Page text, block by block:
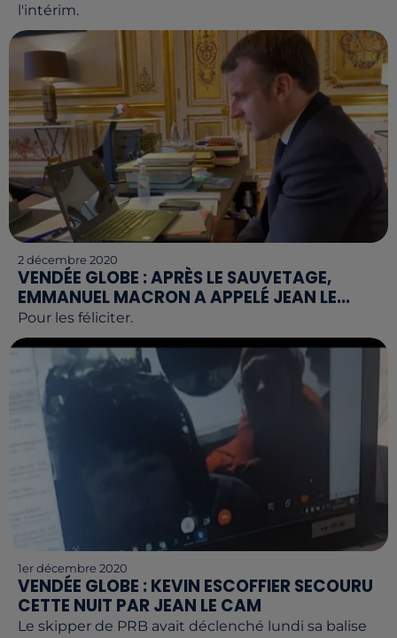
l'intérim.
2 décembre 2020
VENDÉE GLOBE : APRÈS LE SAUVETAGE,
EMMANUEL MACRON A APPELÉ JEAN LE...
Pour les féliciter.
1er décembre 2020
VENDÉE GLOBE : KEVIN ESCOFFIER SECOURU
CETTE NUIT PAR JEAN LE CAM
Le skipper de PRB avait déclenché lundi sa balise